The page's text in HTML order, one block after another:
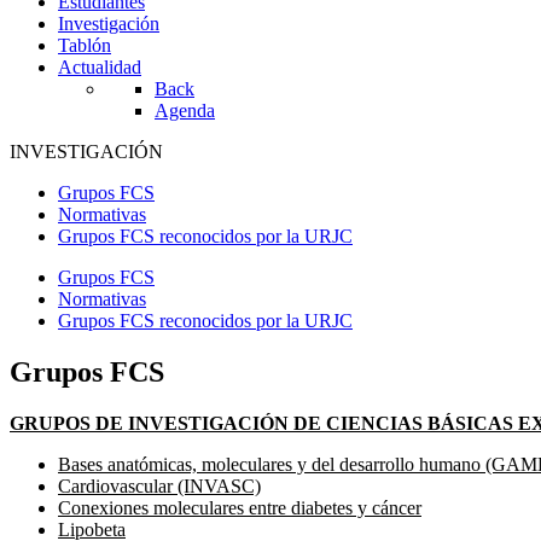
Investigación
Tablón
Actualidad
Back
Agenda
INVESTIGACIÓN
Grupos FCS
Normativas
Grupos FCS reconocidos por la URJC
Grupos FCS
Normativas
Grupos FCS reconocidos por la URJC
Grupos FCS
GRUPOS DE INVESTIGACIÓN DE CIENCIAS BÁSICAS
Bases anatómicas, moleculares y del desarrollo humano
Cardiovascular (INVASC)
Conexiones moleculares entre diabetes y cáncer
Lipobeta